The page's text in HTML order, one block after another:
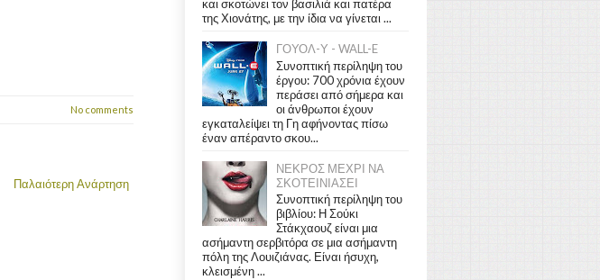
No comments
Παλαιότερη Ανάρτηση
και σκοτώνει τον βασιλιά και πατέρα
της Χιονάτης, με την ίδια να γίνεται ...
ΓΟΥΟΛ-Υ - WALL-E
Συνοπτική περίληψη του
έργου: 700 χρόνια έχουν
περάσει από σήμερα και
οι άνθρωποι έχουν
εγκαταλείψει τη Γη αφήνοντας πίσω
έναν απέραντο σκου...
ΝΕΚΡΟΣ ΜΕΧΡΙ ΝΑ
ΣΚΟΤΕΙΝΙΑΣΕΙ
Συνοπτική περίληψη του
βιβλίου: Η Σούκι
Στάκχαουζ είναι μια
ασήμαντη σερβιτόρα σε μια ασήμαντη
πόλη της Λουιζιάνας. Είναι ήσυχη,
κλεισμένη ...